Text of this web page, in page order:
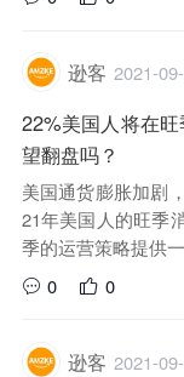
逊客 2021-
22%美国人将在
望翻盘吗？
美国通货膨胀加剧
21年美国人的旺季
季的运营策略提供一
0
0
逊客 2021-